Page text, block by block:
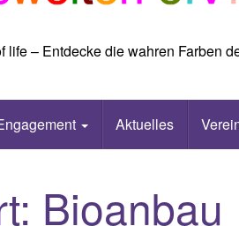
life – Entdecke die wahren Farben
Aktuelles
Bioanbau